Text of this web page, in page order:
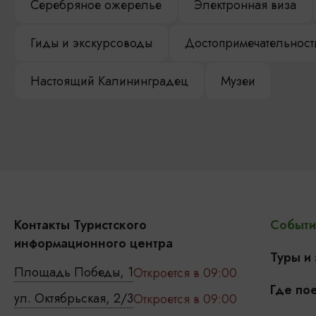
Серебряное ожерелье Электронная виза
Гиды и экскурсоводы
Настоящий Калининградец Музеи
Контакты Туристского
информационного центра
Площадь Победы, 1Откроется в 09:00
ул. Октябрьская, 2/3Откроется в 09:00
Туры и
Где